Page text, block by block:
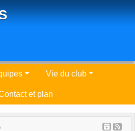
Vie du club
et plan